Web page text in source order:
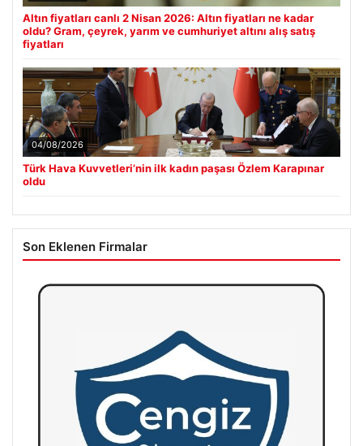
Altın fiyatları canlı 2 Nisan 2026: Altın fiyatları ne kadar
oldu? Gram, çeyrek, yarım ve cumhuriyet altını alış satış
fiyatları
04/08/2026
Türk Hava Kuvvetleri’nin ilk kadın paşası Özlem Karapınar
oldu
Son Eklenen Firmalar